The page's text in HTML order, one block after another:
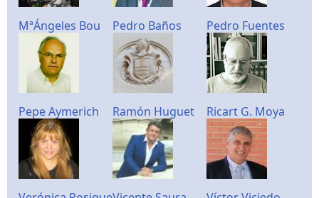
MªÁngeles Bou Pedro Baños Pedro Fuentes
Pepe Aymerich Ramón Huguet Ricart G. Moya